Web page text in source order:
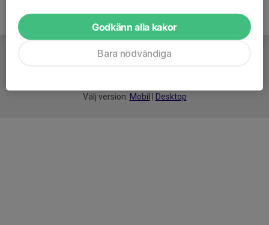
Välj version: Mobil Desktop
Godkänn alla kakor
Bara nödvändiga